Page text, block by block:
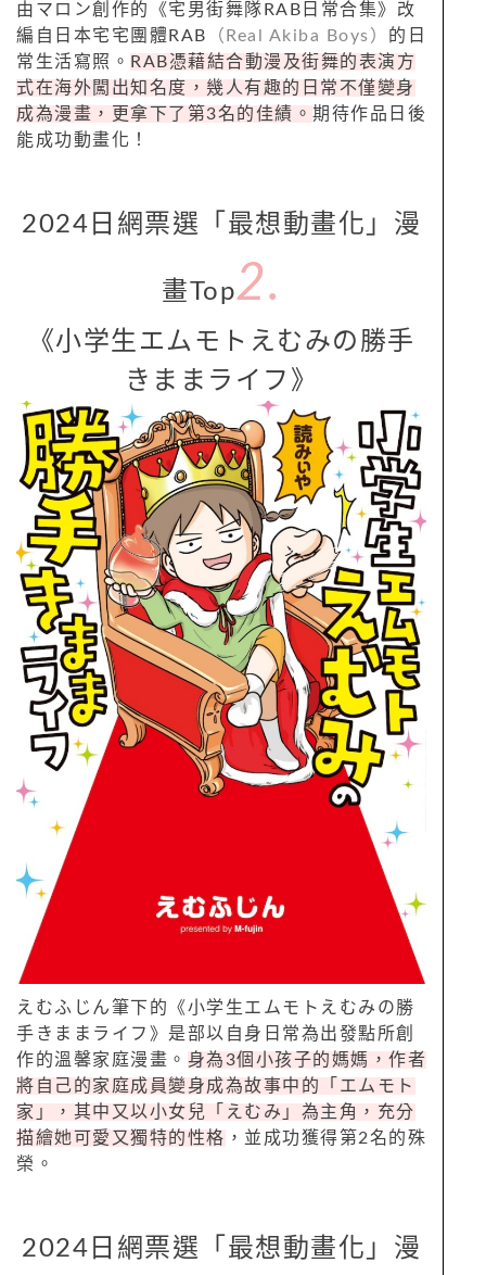
由マロン創作的《宅男街舞隊RAB日常合集》改
編自日本宅宅團體RAB （Real Akiba Boys）
的日
常生活寫照。 RAB憑藉結合動漫及街舞的表演方
式在海外闖出知名度，幾人有趣的日常不僅變身
成為漫畫，更拿下了第3名的佳績。 期待作品日後
能成功動畫化！
2024日網票選「最想動畫化」漫
畫Top2.
《小学生エムモトえむみの勝手
きままライフ》
えむふじん筆下的《小学生エムモトえむみの勝
手きままライフ》是部以自身日常為出發點所創
作的溫馨家庭漫畫。 身為3個小孩子的媽媽，作者
將自己的家庭成員變身成為故事中的「エムモト
家」，其中又以小女兒「えむみ」為主角，充分
描繪她可愛又獨特的性格 ，並成功獲得第2名的殊
榮。
2024日網票選「最想動畫化」漫